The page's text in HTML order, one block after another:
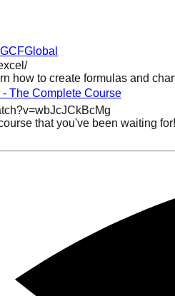
how to create formulas and
The Complete Course
that you've been waiting